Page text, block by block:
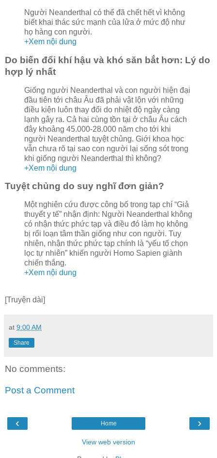
Người Neanderthal có thể đã chết hết vì không
biết khai thác sức mạnh của lửa ở mức độ như
họ hàng con người.
+Xem nội dung
Do biến đổi khí hậu và khó săn bắt hơn: Lý do
hợp lý nhất
Giống người Neanderthal và con người hiện đại
đầu tiên tới châu Âu đã phải vật lộn với những
điều kiện luôn thay đổi do nhiệt độ ngày càng
lạnh gây ra. Cả hai cùng tồn tại ở châu Âu cách
đây khoảng 45.000-28.000 năm cho tới khi
người Neanderthal tuyệt chủng. Giới khoa học
vẫn chưa rõ tại sao con người lại sống sót trong
khi giống người Neanderthal thì không?
+Xem nội dung
Tuyệt chủng do suy nghĩ đơn giản?
Một nghiên cứu được công bố trong tạp chí “Giả
thuyết y tế” nhận định: Người Neanderthal không
có nhận thức phức tạp và điều đó làm họ không
bị rối loạn tâm thần giống như con người. Tuy
nhiên, nhận thức phức tạp chính là “yếu tố chọn
lọc tự nhiên” khiến người Homo Sapien giành
chiến thắng.
+Xem nội dung
[Truyện dài]
at 9:00 AM
Share
No comments:
Post a Comment
‹ ›
Home
View web version